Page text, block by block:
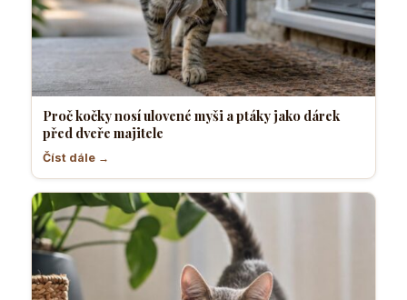
Proč kočky nosí ulovené myši a ptáky jako dárek
před dveře majitele
Číst dále →